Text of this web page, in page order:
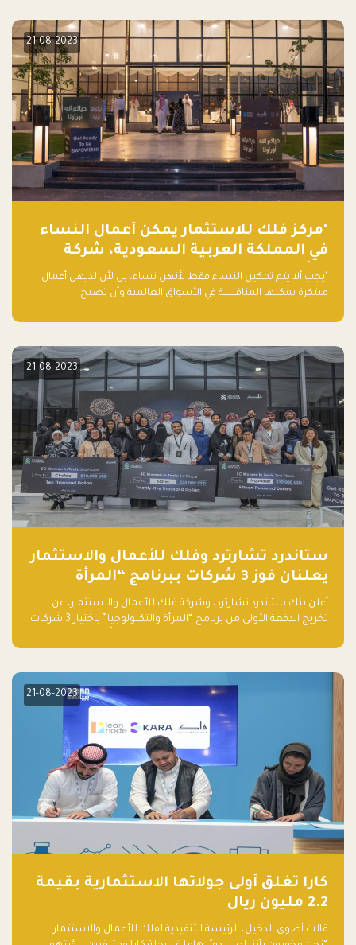
21-08-2023
"مركز فلك للاستثمار يمكّن أعمال النساء
في المملكة العربية السعودية، شركة
ناشئة تلو الأخرى."
"يجب ألا يتم تمكين النساء فقط لأنهن نساء، بل لأن لديهن أعمال
مبتكرة يمكنها المنافسة في الأسواق العالمية وأن تصبح
21-08-2023
ستاندرد تشارترد وفلك للأعمال والاستثمار
يعلنان فوز 3 شركات ببرنامج “المرأة
والتكنولوجيا”
أعلن بنك ستاندرد تشارترد، وشركة فلك للأعمال والاستثمار، عن
تخريج الدفعة الأولى من برنامج “المرأة والتكنولوجيا” باختيار 3 شركات
الأعمال، اللواتي خضعن لبرنامج حاضنة مدته 8 أسابيع، أفكاراً مبتكرة
21-08-2023
كارا تغلق أولى جولاتها الاستثمارية بقيمة
2.2 مليون ريال
قالت أضوى الدخيل، الرئيسة التنفيذية لفلك للأعمال والاستثمار: